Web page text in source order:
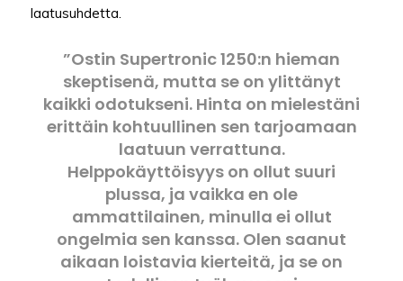
laatusuhdetta.
”Ostin Supertronic 1250:n hieman
skeptisenä, mutta se on ylittänyt
kaikki odotukseni. Hinta on mielestäni
erittäin kohtuullinen sen tarjoamaan
laatuun verrattuna.
Helppokäyttöisyys on ollut suuri
plussa, ja vaikka en ole
ammattilainen, minulla ei ollut
ongelmia sen kanssa. Olen saanut
aikaan loistavia kierteitä, ja se on